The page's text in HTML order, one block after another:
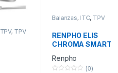
, TPV
Balanzas, ITC, TPV
RENPHO ELIS
CHROMA SMART
Renpho
(0)